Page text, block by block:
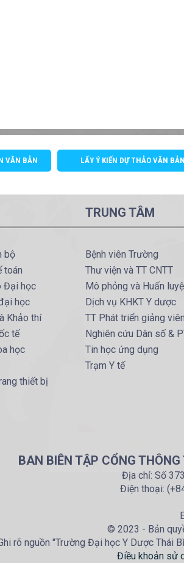
VĂN BẢN LẤY Ý KIẾN DỰ THẢO VĂN
bộ
toán
Đại học
học
Khảo thí
tế
học
thiết bị
TRUNG TÂM
Bệnh viên Trường
Thư viện và TT CNTT
Mô phỏng và Huấn
Dịch vụ KHKT Y dược
TT Phát triển giảng
Nghiên cứu Dân số &
Tin học ứng dụng
Trạm Y tế
BAN BIÊN TẬP CỔNG
Địa chỉ: Số
Điện thoại:
© 2023 - Bản
rõ nguồn "Trường Đại học Y Dược Thái
Điều khoản sử